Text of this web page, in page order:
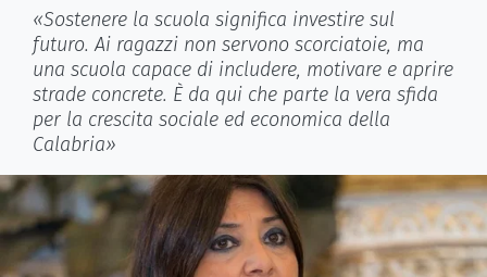
«Sostenere la scuola significa investire sul
futuro. Ai ragazzi non servono scorciatoie, ma
una scuola capace di includere, motivare e aprire
strade concrete. È da qui che parte la vera sfida
per la crescita sociale ed economica della
Calabria»